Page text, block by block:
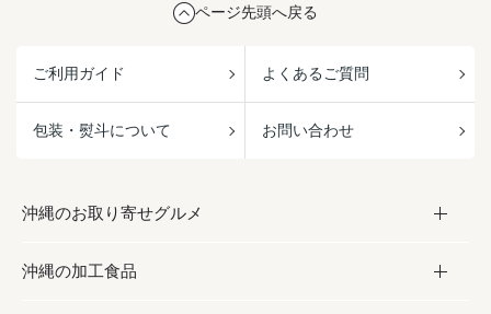
ページ先頭へ戻る
ご利用ガイド よくあるご質問
包装・熨斗について お問い合わせ
沖縄のお取り寄せグルメ
お取り寄せグルメ
沖縄の加工食品